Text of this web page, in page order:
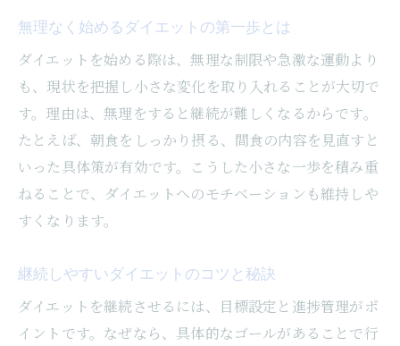
短時間でできるダイエット運動の秘訣
食事管理とダイエットを両立する方法
仕事帰りに実践できるダイエット習慣
忙しい女性のためのダイエット豆知識
健康的な体作りに役立つ最新の習慣とは
ダイエットを支える最新習慣の取り入れ方
健康的な体作りのための豆知識活用法
話題のパーソナルトレーニングとダイエッ
ト
AI食事指導を活用したダイエット法
無理なく始めるダイエットの第一歩とは
ダイエットを始める際は、無理な制限や急激な運動より
も、現状を把握し小さな変化を取り入れることが大切で
す。理由は、無理をすると継続が難しくなるからです。
たとえば、朝食をしっかり摂る、間食の内容を見直すと
いった具体策が有効です。こうした小さな一歩を積み重
ねることで、ダイエットへのモチベーションも維持しや
すくなります。
継続しやすいダイエットのコツと秘訣
ダイエットを継続させるには、目標設定と進捗管理がポ
イントです。なぜなら、具体的なゴールがあることで行